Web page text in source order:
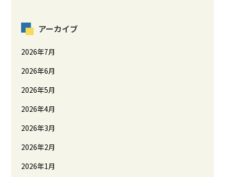
アーカイブ
2026年7月
2026年6月
2026年5月
2026年4月
2026年3月
2026年2月
2026年1月